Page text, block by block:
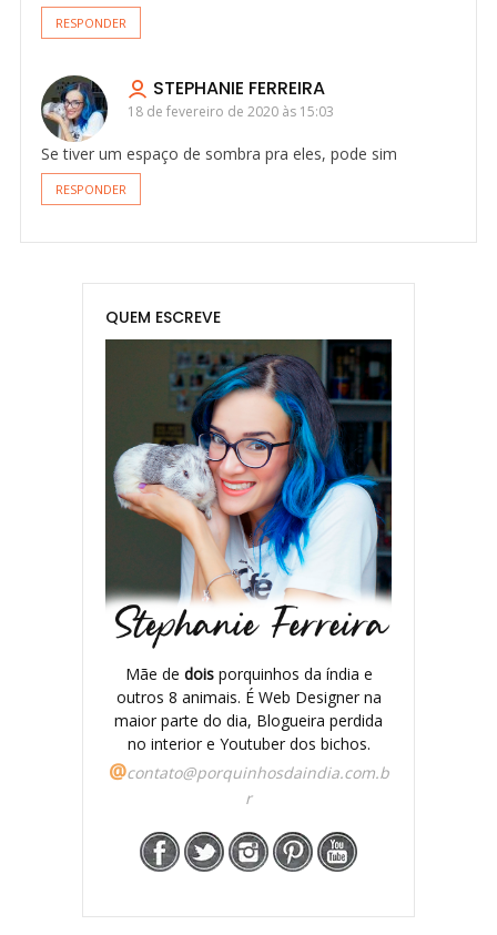
RESPONDER
STEPHANIE FERREIRA
18 de fevereiro de 2020 às 15:03
Se tiver um espaço de sombra pra eles, pode sim
RESPONDER
QUEM ESCREVE
Mãe de doisporquinhos da índia e
outros 8 animais. É Web Designer na
maior parte do dia, Blogueira perdida
no interior e Youtuber dos bichos.
@contato@porquinhosdaindia.com.b
r